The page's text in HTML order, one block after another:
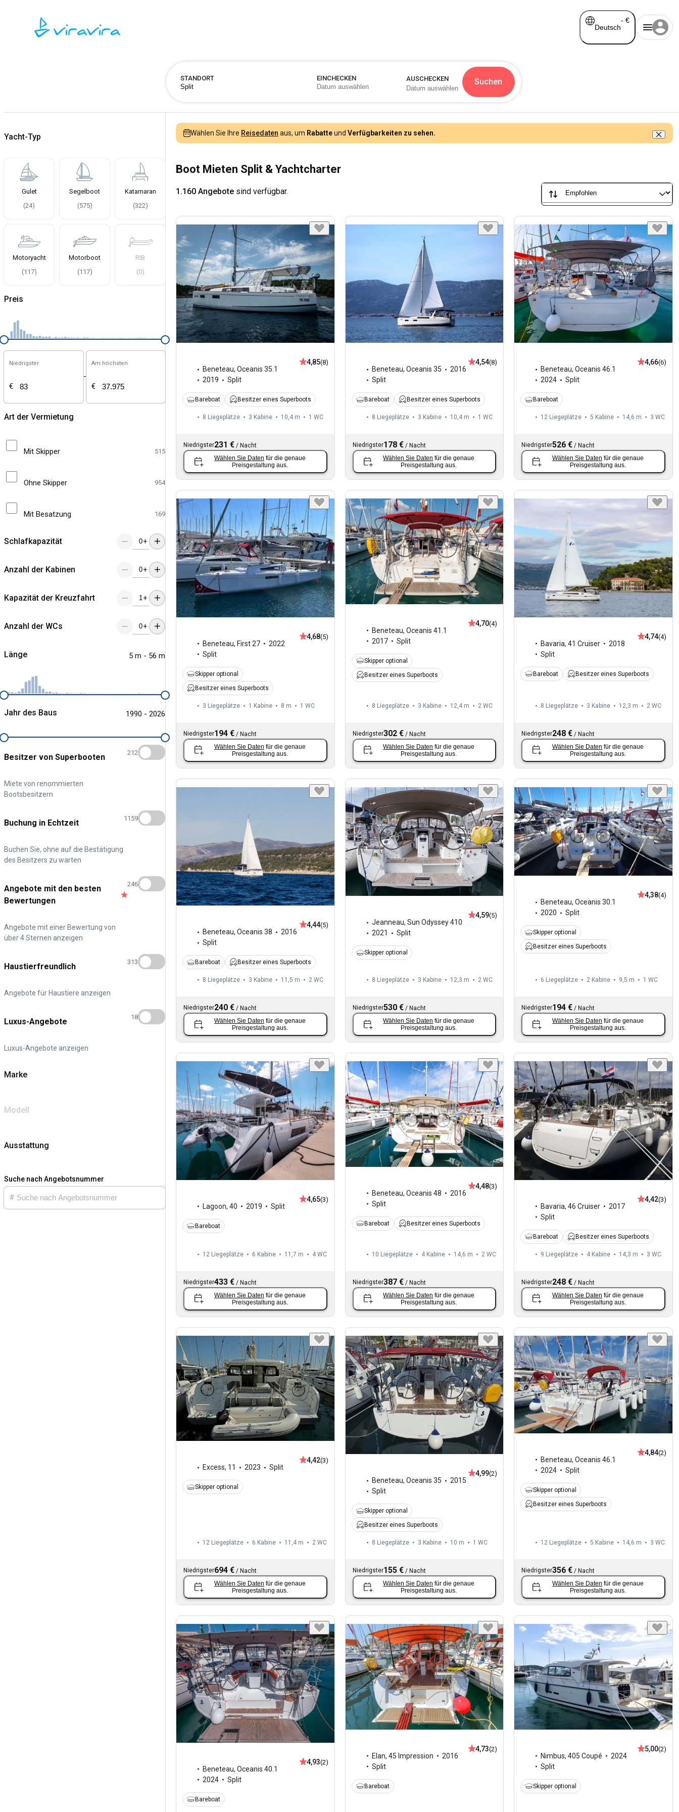
Deutsch
- €
STANDORT EINCHECKEN AUSCHECKEN Suchen
Yacht-Typ
Gulet
(24)
Segelboot
(575)
Katamaran
(322)
Motoryacht
(117)
Motorboot
(117)
RIB
(0)
Preis
Niedrigster
€
-
Am höchsten
€
Art der Vermietung
Mit Skipper 515
Ohne Skipper 954
Mit Besatzung 169
Schlafkapazität +
Anzahl der Kabinen +
Kapazität der Kreuzfahrt +
Anzahl der WCs +
Länge 5 m - 56 m
Jahr des Baus 1990 - 2026
Besitzer von Superbooten
Miete von renommierten
Bootsbesitzern
212
Buchung in Echtzeit
Buchen Sie, ohne auf die Bestätigung
des Besitzers zu warten
1159
Angebote mit den besten
Bewertungen
Angebote mit einer Bewertung von
über 4 Sternen anzeigen
246
Haustierfreundlich
Angebote für Haustiere anzeigen
313
Luxus-Angebote
Luxus-Angebote anzeigen
18
Marke
Modell
Ausstattung
Suche nach Angebotsnummer
Wählen Sie Ihre Reisedaten aus, um Rabatteund Verfügbarkeiten zu sehen.
Boot Mieten Split & Yachtcharter
1.160 Angebote sind verfügbar.
Beneteau, Oceanis 35.1
2019
Split
4,85(8)
Bareboat Besitzer eines Superboots
8 Liegeplätze 3 Kabine 10,4 m 1 WC
Niedrigster231 € / Nacht
Wählen Sie Daten für die genaue
Preisgestaltung aus.
Beneteau, Oceanis 35
2016
Split
4,54(8)
Bareboat Besitzer eines Superboots
8 Liegeplätze 3 Kabine 10,4 m 1 WC
Niedrigster178 €/ Nacht
Wählen Sie Daten für die genaue
Preisgestaltung aus.
Beneteau,Oceanis 46.1
2024
Split
4,66(6)
Bareboat
12 Liegeplätze 5 Kabine 14,6 m 3 WC
Niedrigster526 € / Nacht
Wählen Sie Daten für die genaue
Preisgestaltung aus.
Beneteau, First 27
2022
Split
4,68(5)
Skipper optional
Besitzer eines Superboots
3 Liegeplätze 1 Kabine 8 m 1 WC
Niedrigster194 € / Nacht
Wählen Sie Daten für die genaue
Preisgestaltung aus.
Beneteau, Oceanis 41.1
2017
Split
4,70(4)
Skipper optional
Besitzer eines Superboots
8 Liegeplätze 3 Kabine 12,4 m 2 WC
Niedrigster302 €/ Nacht
Wählen Sie Daten für die genaue
Preisgestaltung aus.
Bavaria,41 Cruiser
2018
Split
4,74(4)
Bareboat Besitzer eines Superboots
8 Liegeplätze 3 Kabine 12,3 m 2 WC
Niedrigster248 € /Nacht
Wählen Sie Daten für die genaue
Preisgestaltung aus.
Beneteau, Oceanis 38
2016
Split
4,44(5)
Bareboat Besitzer eines Superboots
8 Liegeplätze 3 Kabine 11,5 m 2 WC
Niedrigster240 € / Nacht
Wählen Sie Daten für die genaue
Preisgestaltung aus.
Jeanneau, Sun Odyssey 410
2021
Split
4,59(5)
Skipper optional
8 Liegeplätze 3 Kabine 12,3 m 2 WC
Niedrigster530 €/ Nacht
Wählen Sie Daten für die genaue
Preisgestaltung aus.
Beneteau,Oceanis 30.1
2020
Split
4,38(4)
Skipper optional
Besitzer eines Superboots
6 Liegeplätze 2 Kabine 9,5 m 1 WC
Niedrigster194 € / Nacht
Wählen Sie Daten für die genaue
Preisgestaltung aus.
Lagoon, 40 2019 Split
4,65(3)
Bareboat
12 Liegeplätze 6 Kabine 11,7 m 4 WC
Niedrigster433 € / Nacht
Wählen Sie Daten für die genaue
Preisgestaltung aus.
Beneteau, Oceanis 48
2016
Split
4,48(3)
Bareboat Besitzer eines Superboots
10 Liegeplätze 4 Kabine 14,6 m 2 WC
Niedrigster387 €/ Nacht
Wählen Sie Daten für die genaue
Preisgestaltung aus.
Bavaria,46 Cruiser
2017
Split
4,42(3)
Bareboat Besitzer eines Superboots
9 Liegeplätze 4 Kabine 14,3 m 3 WC
Niedrigster248 € /Nacht
Wählen Sie Daten für die genaue
Preisgestaltung aus.
Excess, 11 2023 Split
4,42(3)
Skipper optional
12 Liegeplätze 6 Kabine 11,4 m 2 WC
Niedrigster694 € / Nacht
Wählen Sie Daten für die genaue
Preisgestaltung aus.
Beneteau, Oceanis 35
2015
Split
4,99(2)
Skipper optional
Besitzer eines Superboots
8 Liegeplätze 3 Kabine 10 m 1 WC
Niedrigster155 €/ Nacht
Wählen Sie Daten für die genaue
Preisgestaltung aus.
Beneteau,Oceanis 46.1
2024
Split
4,84(2)
Skipper optional
Besitzer eines Superboots
12 Liegeplätze 5 Kabine 14,6 m 3 WC
Niedrigster356 € / Nacht
Wählen Sie Daten für die genaue
Preisgestaltung aus.
Beneteau, Oceanis 40.1
2024
Split
4,93(2)
Bareboat
Elan, 45 Impression
2016
Split
4,73(2)
Bareboat
Nimbus,405 Coupé
2024
Split
5,00(2)
Skipper optional